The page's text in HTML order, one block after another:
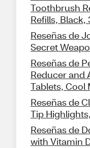
Toothbrush
Refills, Black,
Reseñas de
Secret
Reseñas de
Reducer and
Tablets, Cool
Reseñas de
Tip
Reseñas de
with Vitamin